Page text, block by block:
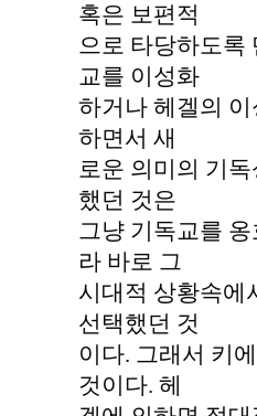
혹은 보편적
으로 타당하도록
교를 이성화
하거나 헤겔의
하면서 새
로운 의미의 기
했던 것은
그냥 기독교를
라 바로 그
시대적 상황속에
선택했던 것
이다. 그래서 키
것이다. 헤